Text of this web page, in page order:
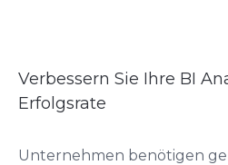
Verbessern Sie Ihre BI
Erfolgsrate
Unternehmen benötigen